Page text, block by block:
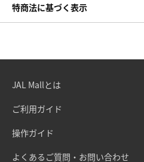
特商法に基づく表示
JAL Mallとは
ご利用ガイド
操作ガイド
よくあるご質問・お問い合わせ